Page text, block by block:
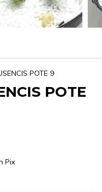
POTE 9
POTE
Pix